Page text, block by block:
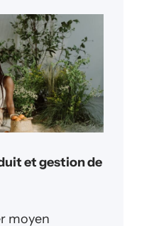
et gestion de
moyen